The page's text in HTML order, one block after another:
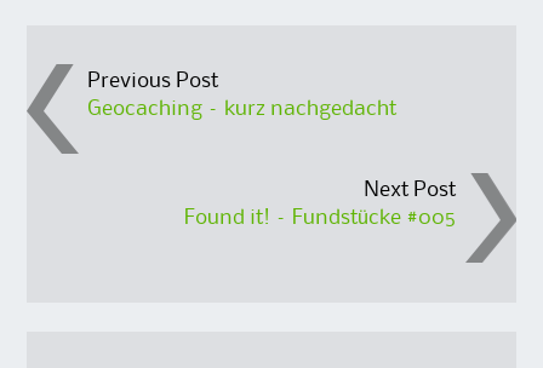
Post
navigation
Previous Post
Geocaching – kurz nachgedacht
Next Post
Found it! – Fundstücke #005